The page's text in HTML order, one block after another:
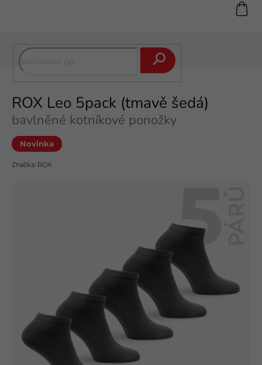
ROX Leo 5pack (tmavě šedá)
bavlněné kotníkové ponožky
Novinka
Značka: ROX